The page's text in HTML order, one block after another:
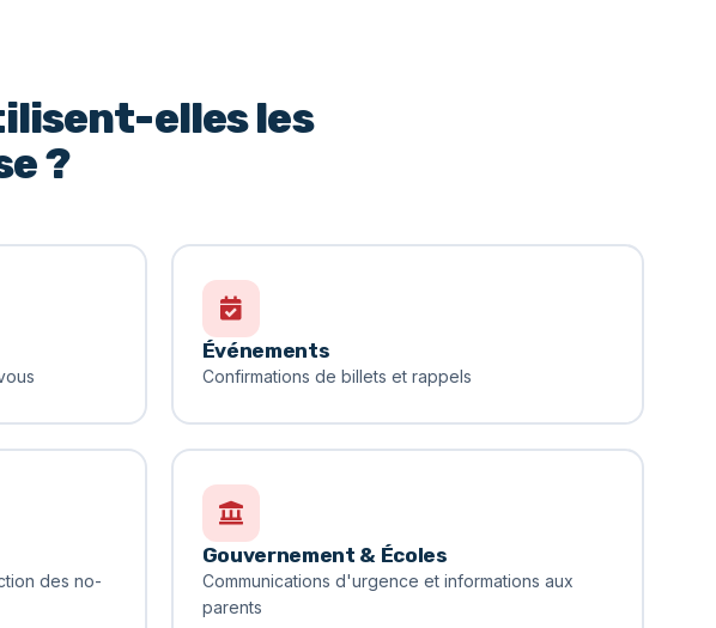
elles les
?
Événements
Confirmations de billets et rappels
des no-
Gouvernement & Écoles
Communications d'urgence et informations aux
parents